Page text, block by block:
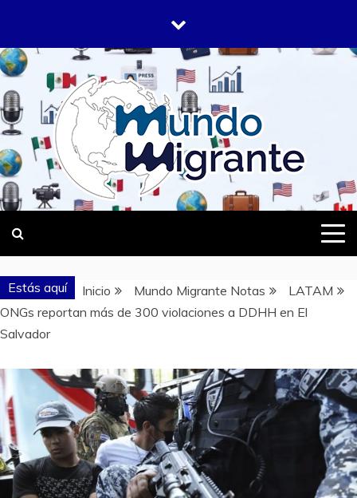
contenido
MUNDO
MIGRANTE
DONDE TODOS SOMOS MIGRANTES
Estás aquí Inicio Mundo Migrante Notas
LATAM
ONGs reportan más de 300 violaciones a DDHH en El
Salvador